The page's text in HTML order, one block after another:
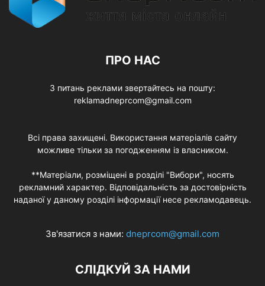
ПРО НАС
З питань реклами звертайтесь на пошту:
reklamadneprcom@gmail.com
Всі права захищені. Використання матеріалів сайту
можливе тільки за погодженням із власником.
**Матеріали, розміщені в розділі "Вибори", носять
рекламний характер. Відповідальність за достовірність
наданої у даному розділі інформації несе рекламодавець.
Зв'язатися з нами: dneprcom@gmail.com
СЛІДКУЙ ЗА НАМИ